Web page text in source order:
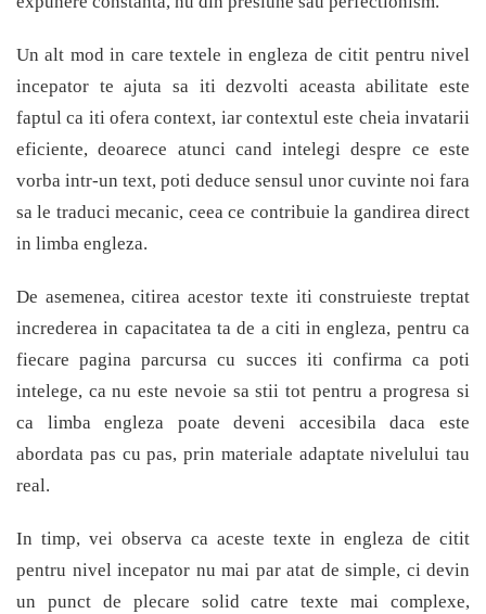
Un alt mod in care textele in engleza de citit pentru nivel
incepator te ajuta sa iti dezvolti aceasta abilitate este
faptul ca iti ofera context, iar contextul este cheia invatarii
eficiente, deoarece atunci cand intelegi despre ce este
vorba intr-un text, poti deduce sensul unor cuvinte noi fara
sa le traduci mecanic, ceea ce contribuie la gandirea direct
in limba engleza.
De asemenea, citirea acestor texte iti construieste treptat
increderea in capacitatea ta de a citi in engleza, pentru ca
fiecare pagina parcursa cu succes iti confirma ca poti
intelege, ca nu este nevoie sa stii tot pentru a progresa si
ca limba engleza poate deveni accesibila daca este
abordata pas cu pas, prin materiale adaptate nivelului tau
real.
In timp, vei observa ca aceste texte in engleza de citit
pentru nivel incepator nu mai par atat de simple, ci devin
un punct de plecare solid catre texte mai complexe,